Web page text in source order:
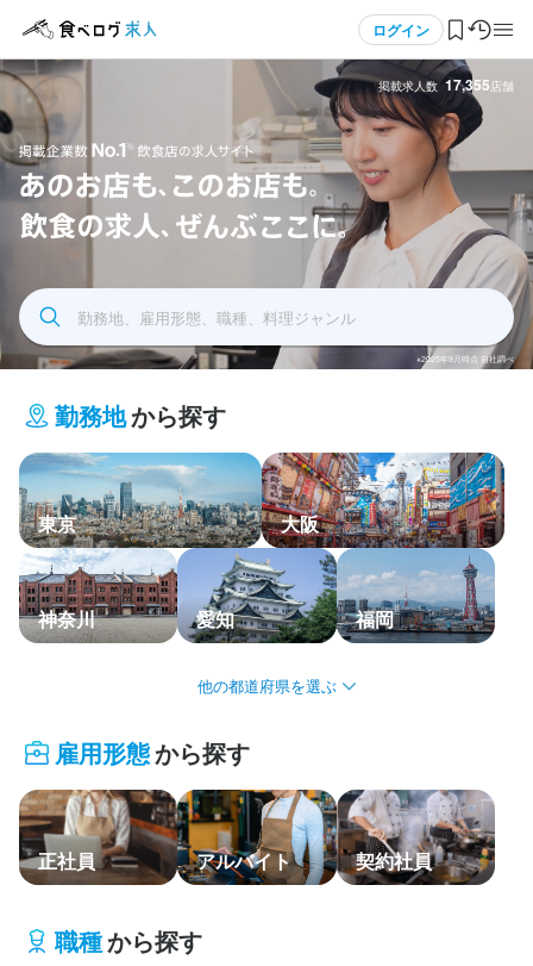
ログイン
ログイン・無料会員登録
食べログ求人TOP
マイページ管理
閲覧履歴
気になる求人
検索履歴・保存した条件
応募履歴
WEB履歴書
掲載をご検討の店舗様へ
食べログ求人PRESS
プライバシーポリシー
利用規約
企業情報
掲載求人数 17,355店舗
飲食求人掲載企業数No.1 飲食店の求人サイト あの
勤務地、雇用形態、職種、料理ジャンル
※2025年9月時点 自社調べ
勤務地から探す
東京 大阪
神奈川 愛知 福岡
関東
中部・北陸
関西
中国・四国
雇用形態から探す
正社員 アルバイト 契約社員
職種から探す